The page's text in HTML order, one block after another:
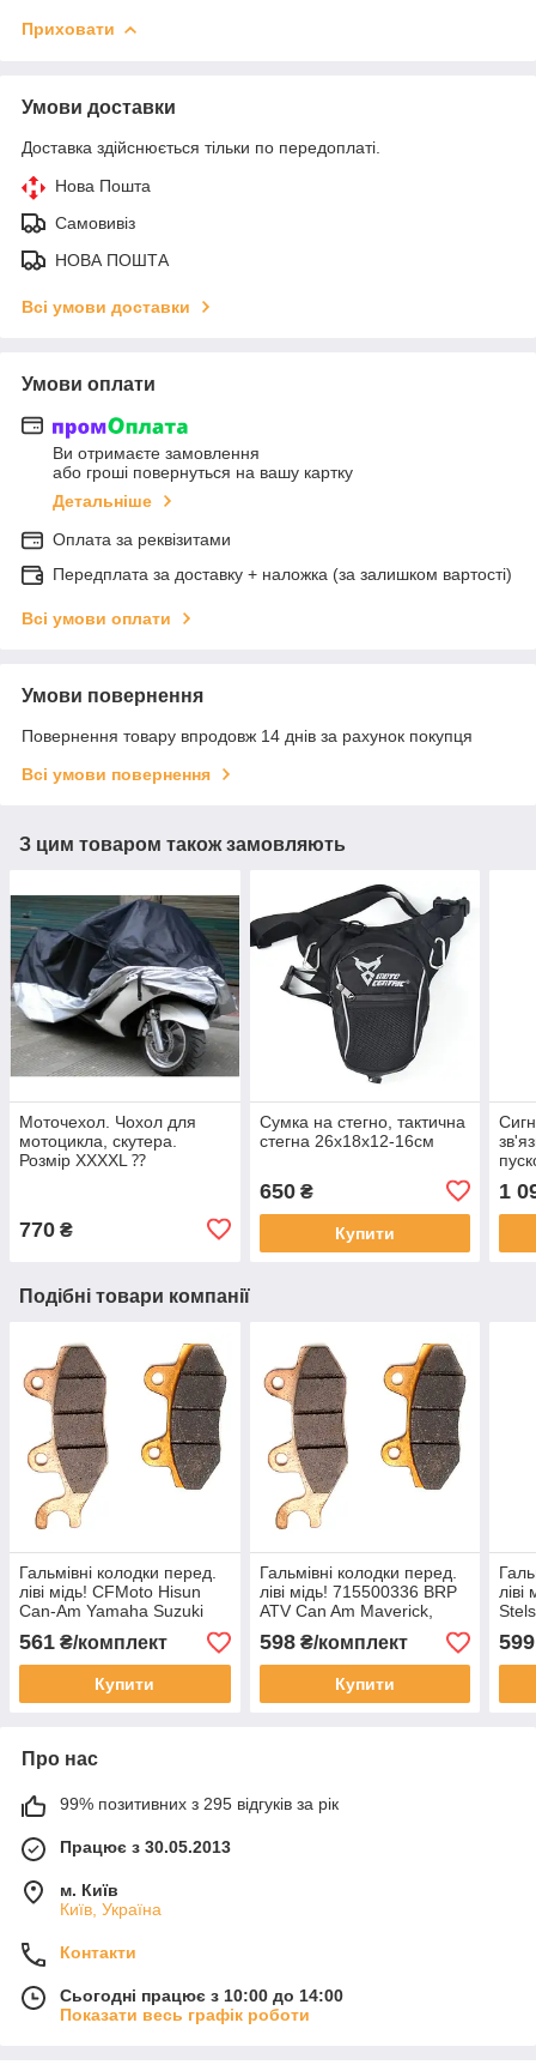
Приховати
Умови доставки
Доставка здійснюється тільки по передоплаті.
Нова Пошта
Самовивіз
НОВА ПОШТА
Всі умови доставки
Умови оплати
Ви отримаєте замовлення
або гроші повернуться на вашу картку
Детальніше
Оплата за реквізитами
Передплата за доставку + наложка (за залишком вартості)
Всі умови оплати
Умови повернення
Повернення товару впродовж 14 днів за рахунок покупця
Всі умови повернення
З цим товаром також замовляють
Моточехол. Чохол для
мотоцикла, скутера.
Розмір XXXXL ⁇
770 ₴
Сумка на стегно, тактична
стегна 26х18х12-16см
650₴
Купити
1
Подібні товари компанії
Гальмівні колодки перед.
ліві мідь! CFMoto Hisun
Can-Am Yamaha Suzuki
Kawasaki 7030-0853A0
LU018656 FA135-P
561 ₴/комплект
Купити
Гальмівні колодки перед.
ліві мідь! 715500336 BRP
ATV Can Am Maverick,
Commander Hisun CF-
moto та інші
598₴/комплект
Купити
599
Про нас
99% позитивних з 295 відгуків за рік
Працює з 30.05.2013
м. Київ
Київ, Україна
Контакти
Сьогодні працює з 10:00 до 14:00
Показати весь графік роботи